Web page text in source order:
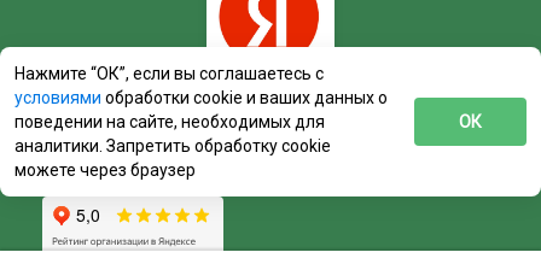
Нажмите “ОК”, если вы соглашаетесь с
условиями обработки cookie и ваших данных о
поведении на сайте, необходимых для
аналитики. Запретить обработку cookie
можете через браузер
ОК